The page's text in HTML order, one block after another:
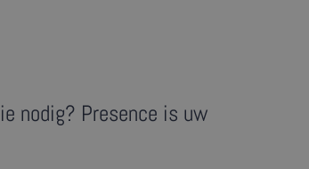
nodig? Presence is uw